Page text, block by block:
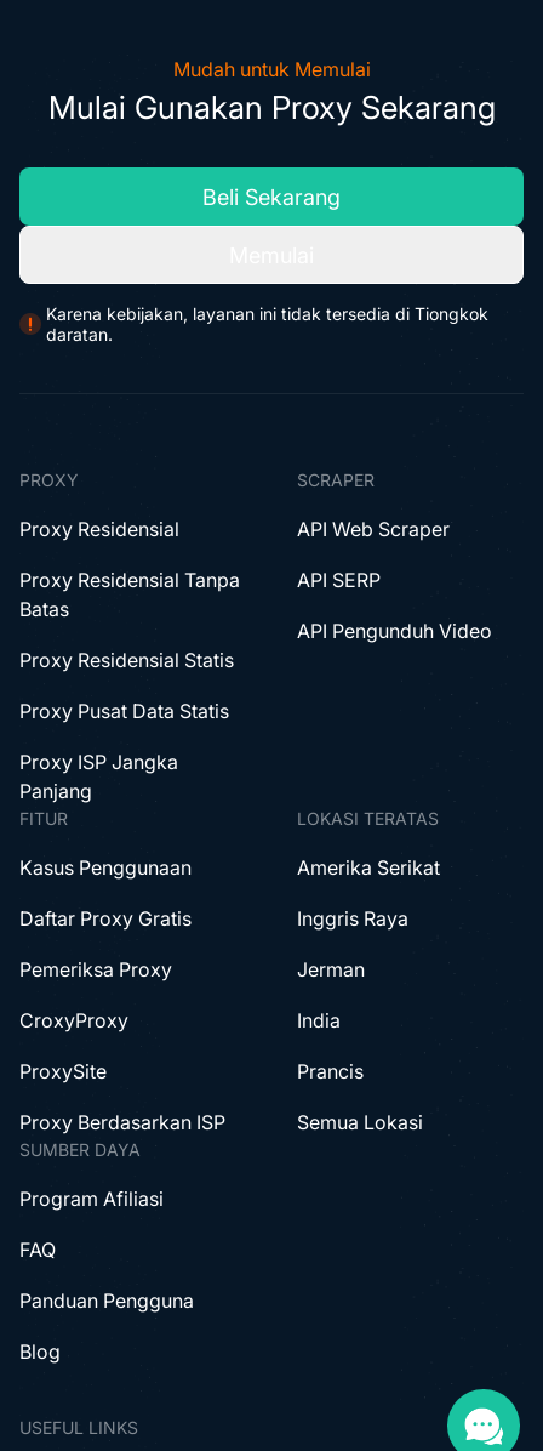
Mudah untuk Memulai
Mulai Gunakan Proxy Sekarang
Beli Sekarang
Karena kebijakan, layanan ini tidak tersedia di Tiongkok
daratan.
PROXY
Proxy Residensial
Proxy Residensial Tanpa
Batas
Proxy Residensial Statis
Proxy Pusat Data Statis
Proxy ISP Jangka
Panjang
SCRAPER
API Web Scraper
API SERP
API Pengunduh Video
FITUR
Kasus Penggunaan
Daftar Proxy Gratis
Pemeriksa Proxy
CroxyProxy
ProxySite
Proxy Berdasarkan ISP
LOKASI TERATAS
Amerika Serikat
Inggris Raya
Jerman
India
Prancis
Semua Lokasi
SUMBER DAYA
Program Afiliasi
FAQ
Panduan Pengguna
Blog
USEFUL LINKS